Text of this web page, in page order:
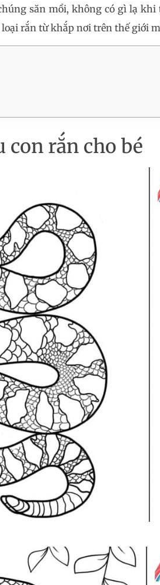
săn mồi, không có gì lạ
rắn từ khắp nơi trên thế giới
rắn cho bé